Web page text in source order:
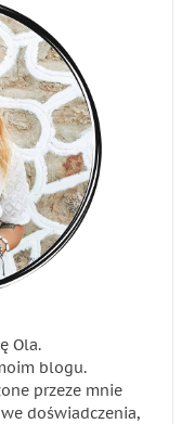
Ola.
blogu.
przeze mnie
doświadczenia,